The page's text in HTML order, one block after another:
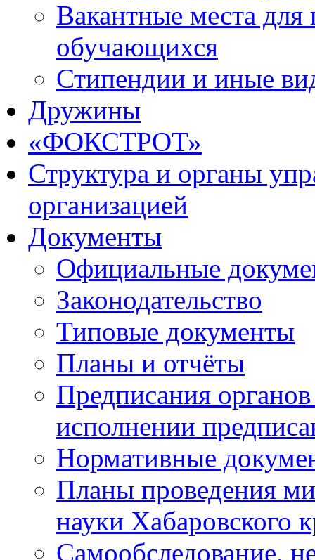
Вакантные места для
обучающихся
Стипендии и иные
Дружины
«ФОКСТРОТ»
Структура и органы
организацией
Документы
Официальные
Законодательство
Типовые документы
Планы и отчёты
Предписания
исполнении
Нормативные
Планы проведения
науки Хабаровского
Самообследование,